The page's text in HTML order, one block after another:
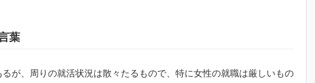
葉
が、周りの就活状況は散々たるもので、特に女性の就職は厳しいもの